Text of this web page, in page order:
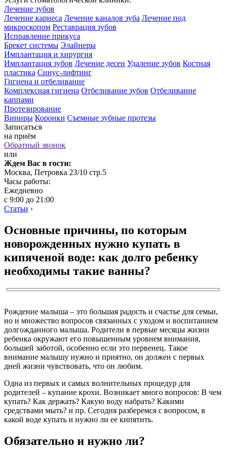
Лечение зубов
Лечение кариеса Лечение каналов зуба Лечение под
микроскопом Реставрация зубов
Исправление прикуса
Брекет системы Элайнеры
Имплантация и хирургия
Имплантация зубов Лечение десен Удаление зубов Костная
пластика Синус-лифтинг
Гигиена и отбеливание
Комплексная гигиена Отбеливание зубов Отбеливание
каппами
Протезирование
Виниры Коронки Съемные зубные протезы
Записаться
на приём
Обратный звонок
или
Ждем Вас в гости:
Москва, Петровка 23/10 стр.5
Часы работы:
Ежедневно
с 9:00 до 21:00
Статьи ›
Основные причины, по которым
новорожденных нужно купать в
кипяченой воде: как долго ребенку
необходимы такие ванны?
Рождение малыша – это большая радость и счастье для семьи,
но и множество вопросов связанных с уходом и воспитанием
долгожданного малыша. Родители в первые месяцы жизни
ребенка окружают его повышенным уровнем внимания,
большей заботой, особенно если это первенец. Такое
внимание малышу нужно и приятно, он должен с первых
дней жизни чувствовать, что он любим.
Одна из первых и самых волнительных процедур для
родителей – купание крохи. Возникает много вопросов: В чем
купать? Как держать? Какую воду набрать? Какими
средствами мыть? и пр. Сегодня разберемся с вопросом, в
какой воде купать и нужно ли ее кипятить.
Обязательно и нужно ли?